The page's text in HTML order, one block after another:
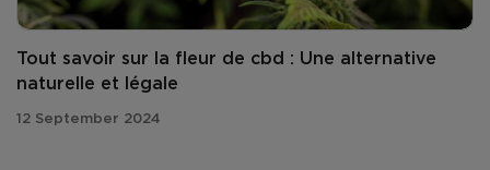
Tout savoir sur la fleur de cbd : Une alternative
naturelle et légale
12 September 2024